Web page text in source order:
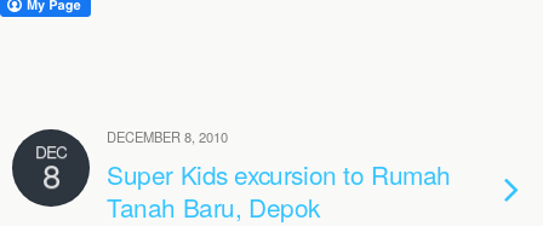
DEC
8
DECEMBER 8, 2010
Super Kids excursion to Rumah
Tanah Baru, Depok